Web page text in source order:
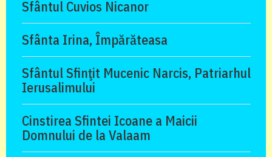
Sfântul Cuvios Nicanor
Sfânta Irina, Împărăteasa
Sfântul Sfinţit Mucenic Narcis, Patriarhul
Ierusalimului
Cinstirea Sfintei Icoane a Maicii
Domnului de la Valaam